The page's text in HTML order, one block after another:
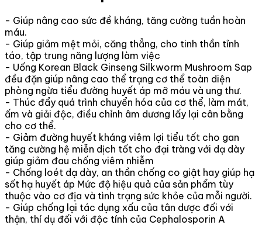
- Giúp nâng cao sức đề kháng, tăng cường tuần hoàn
máu.
- Giúp giảm mệt mỏi, căng thẳng, cho tinh thần tỉnh
táo, tập trung năng lượng làm việc
- Uống Korean Black Ginseng Silkworm Mushroom Sap
đều đặn giúp nâng cao thể trạng cơ thể toàn diện
phòng ngừa tiểu đường huyết áp mỡ máu và ung thư.
- Thúc đẩy quá trình chuyển hóa của cơ thể, làm mát,
ấm và giải độc, điều chỉnh âm dương lấy lại cân bằng
cho cơ thể.
- Giảm đường huyết kháng viêm lợi tiểu tốt cho gan
tăng cường hệ miễn dịch tốt cho đại tràng với dạ dày
giúp giảm đau chống viêm nhiễm
- Chống loét dạ dày, an thần chống co giật hay giúp hạ
sốt hạ huyết áp Mức độ hiệu quả của sản phẩm tùy
thuộc vào cơ địa và tình trạng sức khỏe của mỗi người.
- Giúp chống lại tác dụng xấu của tân dược đối với
thận, thí dụ đối với độc tính của Cephalosporin A